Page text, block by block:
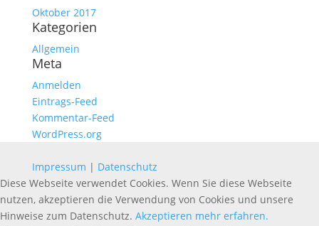
Oktober 2017
Kategorien
Allgemein
Meta
Anmelden
Eintrags-Feed
Kommentar-Feed
WordPress.org
Impressum | Datenschutz
Diese Webseite verwendet Cookies. Wenn Sie diese Webseite
nutzen, akzeptieren die Verwendung von Cookies und unsere
Hinweise zum Datenschutz. Akzeptieren mehr erfahren.